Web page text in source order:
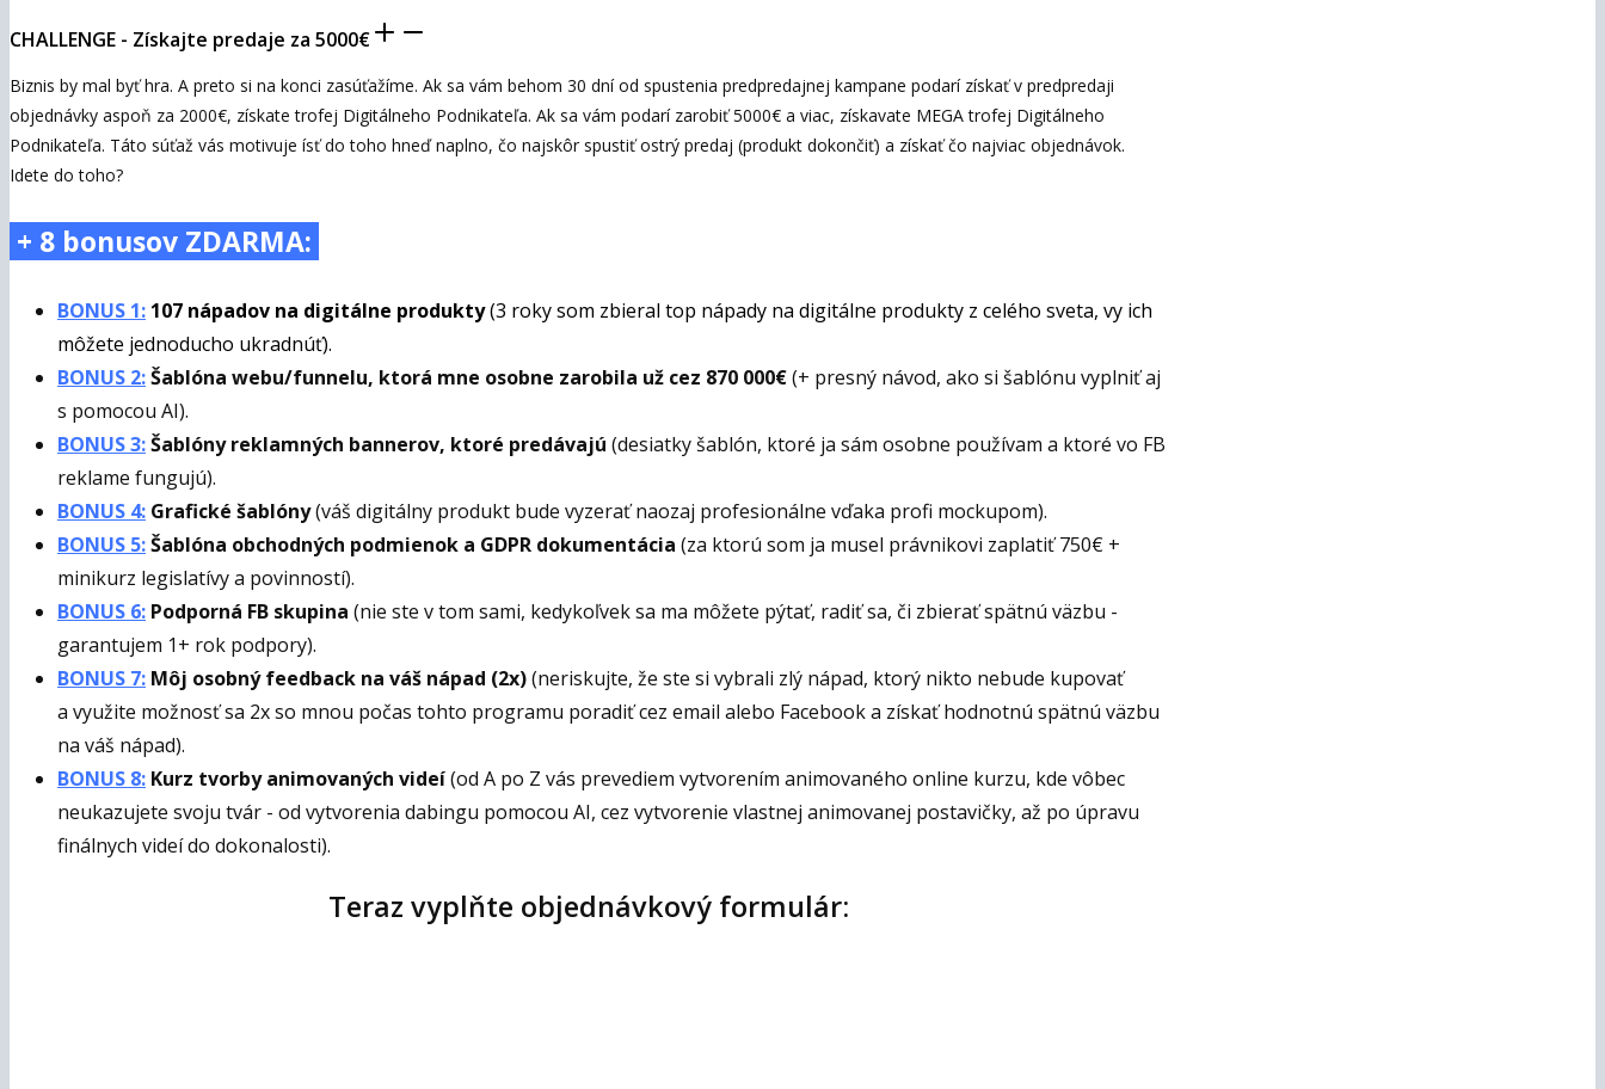
CHALLENGE - Získajte predaje za 5000€
Biznis by mal byť hra. A preto si na konci zasúťažíme. Ak sa vám behom 30 dní od spustenia predpredajnej kampane podarí získať v predpredaji
objednávky aspoň za 2000€, získate trofej Digitálneho Podnikateľa. Ak sa vám podarí zarobiť 5000€ a viac, získavate MEGA trofej Digitálneho
Podnikateľa. Táto súťaž vás motivuje ísť do toho hneď naplno, čo najskôr spustiť ostrý predaj (produkt dokončiť) a získať čo najviac objednávok.
Idete do toho?
+ 8 bonusov ZDARMA:
BONUS 1: 107 nápadov na digitálne produkty(3 roky som zbieral top nápady na digitálne produkty z celého sveta, vy ich
môžete jednoducho ukradnúť).
BONUS 2:Šablóna webu/funnelu, ktorá mne osobne zarobila už cez 870 000€(+ presný návod, ako si šablónu vyplniť aj
s pomocou AI).
BONUS 3:Šablóny reklamných bannerov, ktoré predávajú (desiatky šablón, ktoré ja sám osobne používam a ktoré vo FB
reklame fungujú).
BONUS 4: Grafické šablóny(váš digitálny produkt bude vyzerať naozaj profesionálne vďaka profi mockupom).
BONUS 5:Šablóna obchodných podmienok a GDPR dokumentácia (za ktorú som ja musel právnikovi zaplatiť 750€ +
minikurz legislatívy a povinností).
BONUS 6: Podporná FB skupina (nie ste v tom sami, kedykoľvek sa ma môžete pýtať, radiť sa, či zbierať spätnú väzbu -
garantujem 1+ rok podpory).
BONUS 7: Môj osobný feedback na váš nápad (2x)(neriskujte, že ste si vybrali zlý nápad, ktorý nikto nebude kupovať
a využite možnosť sa 2x so mnou počas tohto programu poradiť cez email alebo Facebook a získať hodnotnú spätnú väzbu
na váš nápad).
BONUS 8: Kurz tvorby animovaných videí(od A po Z vás prevediem vytvorením animovaného online kurzu, kde vôbec
neukazujete svoju tvár - od vytvorenia dabingu pomocou AI, cez vytvorenie vlastnej animovanej postavičky, až po úpravu
finálnych videí do dokonalosti).
Teraz vyplňte objednávkový formulár: